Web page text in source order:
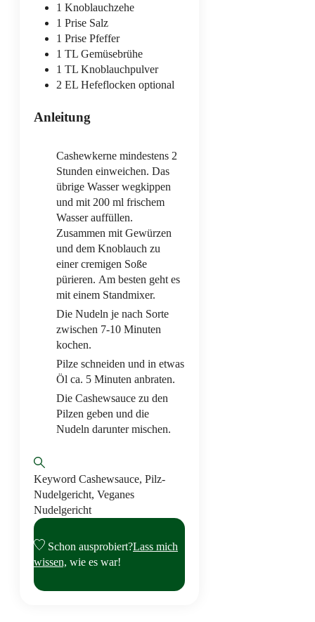
1 Knoblauchzehe
1 Prise Salz
1 Prise Pfeffer
1 TL Gemüsebrühe
1 TL Knoblauchpulver
2 EL Hefeflocken optional
Anleitung
Cashewkerne mindestens 2
Stunden einweichen. Das
übrige Wasser wegkippen
und mit 200 ml frischem
Wasser auffüllen.
Zusammen mit Gewürzen
und dem Knoblauch zu
einer cremigen Soße
pürieren. Am besten geht es
mit einem Standmixer.
Die Nudeln je nach Sorte
zwischen 7-10 Minuten
kochen.
Pilze schneiden und in etwas
Öl ca. 5 Minuten anbraten.
Die Cashewsauce zu den
Pilzen geben und die
Nudeln darunter mischen.
Keyword Cashewsauce, Pilz-
Nudelgericht, Veganes
Nudelgericht
Schon ausprobiert?Lass mich
wissen, wie es war!